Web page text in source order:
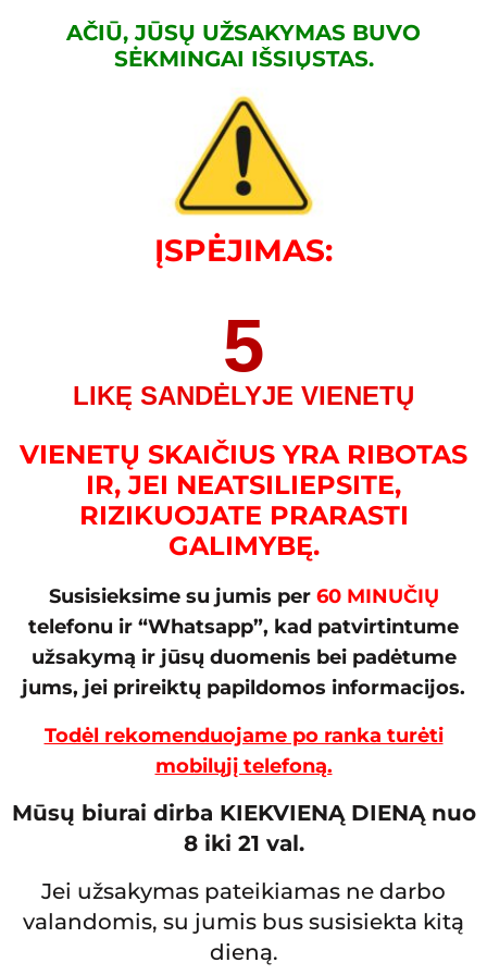
AČIŪ, JŪSŲ UŽSAKYMAS BUVO
SĖKMINGAI IŠSIŲSTAS.
ĮSPĖJIMAS:
LIKĘ SANDĖLYJE VIENETŲ
5
VIENETŲ SKAIČIUS YRA RIBOTAS
IR, JEI NEATSILIEPSITE,
RIZIKUOJATE PRARASTI
GALIMYBĘ.
Susisieksime su jumis per 60 MINUČIŲ
telefonu ir “Whatsapp”, kad patvirtintume
užsakymą ir jūsų duomenis bei padėtume
jums, jei prireiktų papildomos informacijos.
Todėl rekomenduojame po ranka turėti
mobilųjį telefoną.
Mūsų biurai dirba KIEKVIENĄ DIENĄ nuo
8 iki 21 val.
Jei užsakymas pateikiamas ne darbo
valandomis, su jumis bus susisiekta kitą
dieną.